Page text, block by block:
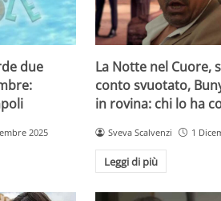
due
2025
La Notte nel Cuore,
conto svuotato,
in rovina: chi lo ha
Sveva Scalvenzi 1
Leggi di più